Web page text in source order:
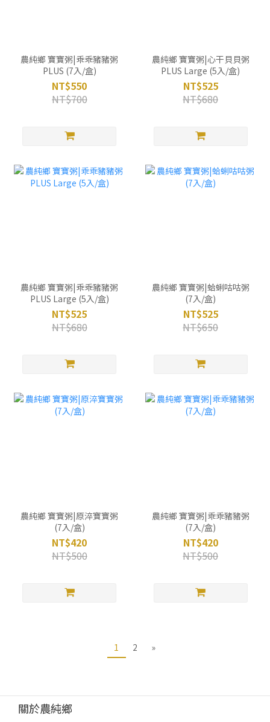
農純鄉 寶寶粥|乖乖豬豬粥
PLUS (7入/盒)
NT$550
NT$700
農純鄉 寶寶粥|心干貝貝粥
PLUS Large (5入/盒)
NT$525
NT$680
農純鄉 寶寶粥|乖乖豬豬粥
PLUS Large (5入/盒)
NT$525
NT$680
農純鄉 寶寶粥|蛤蜊咕咕粥
(7入/盒)
NT$525
NT$650
農純鄉 寶寶粥|原淬寶寶粥
(7入/盒)
NT$420
NT$500
農純鄉 寶寶粥|乖乖豬豬粥
(7入/盒)
NT$420
NT$500
1 2 »
關於農純鄉